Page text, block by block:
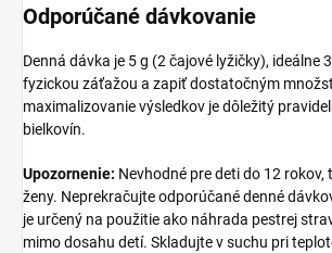
Odporúčané dávkovanie
Denná dávka je 5 g (2 čajové lyžičky), ideálne
fyzickou záťažou a zapiť dostatočným
maximalizovanie výsledkov je dôležitý
bielkovín.
Upozornenie: Nevhodné pre deti do 12 rokov,
ženy. Neprekračujte odporúčané denné
je určený na použitie ako náhrada pestrej
mimo dosahu detí. Skladujte v suchu pri